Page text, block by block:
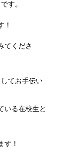
す。
！
てくださ
てお手伝い
いる在校生と
す！